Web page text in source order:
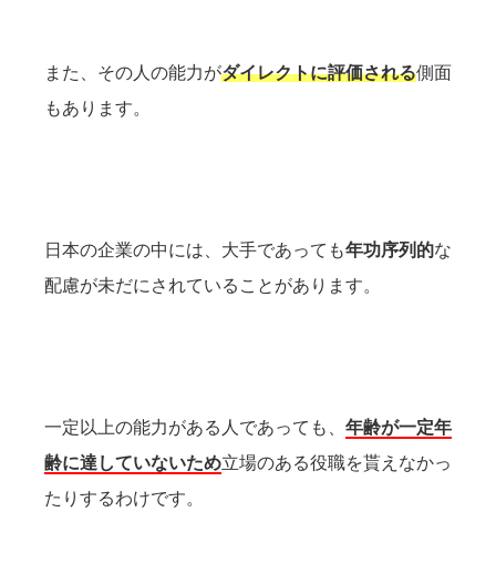
また、その人の能力がダイレクトに評価される側面
もあります。
日本の企業の中には、大手であっても年功序列的な
配慮が未だにされていることがあります。
一定以上の能力がある人であっても、 年齢が一定年
齢に達していないため立場のある役職を貰えなかっ
たりするわけです。